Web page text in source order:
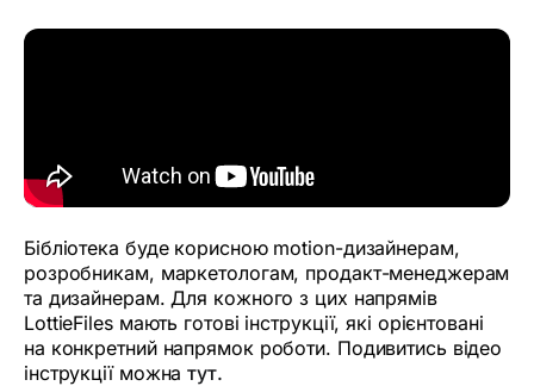
Бібліотека буде корисною motion-дизайнерам,
розробникам, маркетологам, продакт-менеджерам
та дизайнерам. Для кожного з цих напрямів
LottieFiles мають готові інструкції, які орієнтовані
на конкретний напрямок роботи. Подивитись відео
інструкції можнатут.